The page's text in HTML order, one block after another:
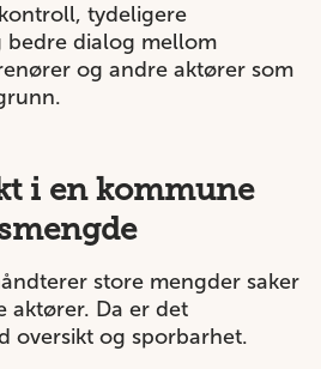
tydeligere
bedre dialog mellom
og andre aktører som
i en kommune
store mengder saker
aktører. Da er det
oversikt og sporbarhet.